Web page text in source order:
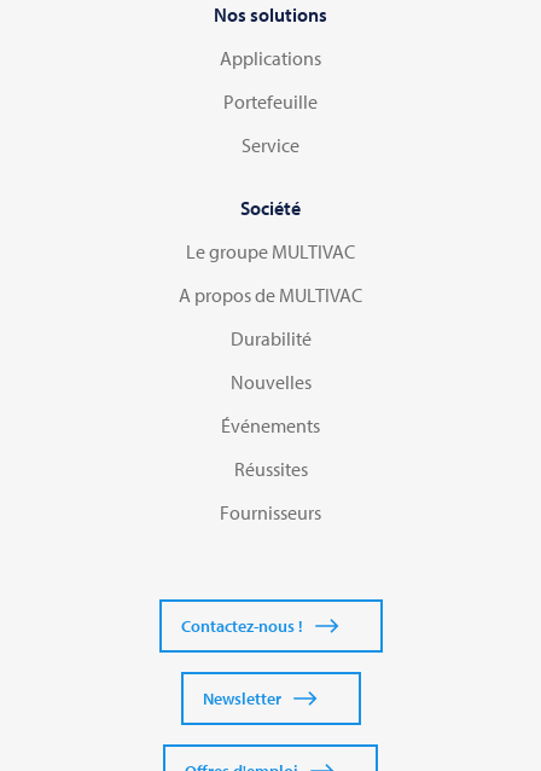
Nos solutions
Applications
Portefeuille
Service
Société
Le groupe MULTIVAC
A propos de MULTIVAC
Durabilité
Nouvelles
Événements
Réussites
Fournisseurs
Contactez-nous !
Newsletter